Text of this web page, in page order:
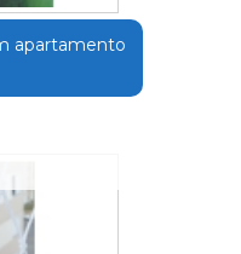
apartamento